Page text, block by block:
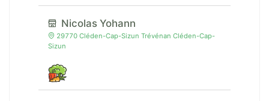
Nicolas Yohann
29770 Cléden-Cap-Sizun Trévénan Cléden-Cap-
Sizun